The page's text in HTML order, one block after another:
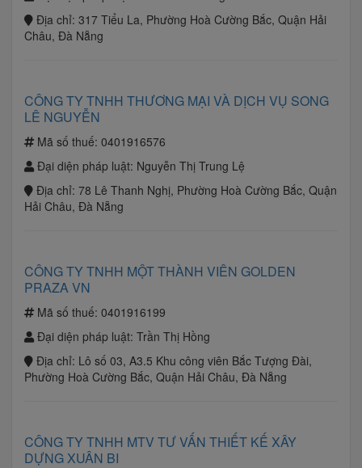
Địa chỉ: 317 Tiểu La, Phường Hoà Cường Bắc, Quận Hải
Châu, Đà Nẵng
CÔNG TY TNHH THƯƠNG MẠI VÀ DỊCH VỤ SONG
LÊ NGUYỄN
Mã số thuế: 0401916576
Đại diện pháp luật: Nguyễn Thị Trung Lệ
Địa chỉ: 78 Lê Thanh Nghị, Phường Hoà Cường Bắc, Quận
Hải Châu, Đà Nẵng
CÔNG TY TNHH MỘT THÀNH VIÊN GOLDEN
PRAZA VN
Mã số thuế: 0401916199
Đại diện pháp luật: Trần Thị Hồng
Địa chỉ: Lô số 03, A3.5 Khu công viên Bắc Tượng Đài,
Phường Hoà Cường Bắc, Quận Hải Châu, Đà Nẵng
CÔNG TY TNHH MTV TƯ VẤN THIẾT KẾ XÂY
DỰNG XUÂN BI